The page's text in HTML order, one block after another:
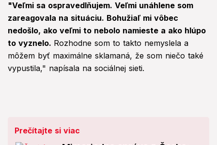
"Veľmi sa ospravedlňujem. Veľmi unáhlene som
zareagovala na situáciu. Bohužiaľ mi vôbec
nedošlo, ako veľmi to nebolo namieste a ako hlúpo
to vyznelo. Rozhodne som to takto nemyslela a
môžem byť maximálne sklamaná, že som niečo také
vypustila," napísala na sociálnej sieti.
Prečítajte si viac